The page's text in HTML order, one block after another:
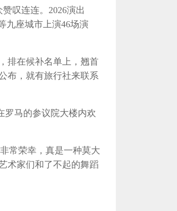
叹连连。2026演出
九座城市上演46场演
排在候补名单上，翘首
布，就有旅行社来联系
罗马的参议院大楼内欢
常荣幸，真是一种莫大
术家们和了不起的舞蹈